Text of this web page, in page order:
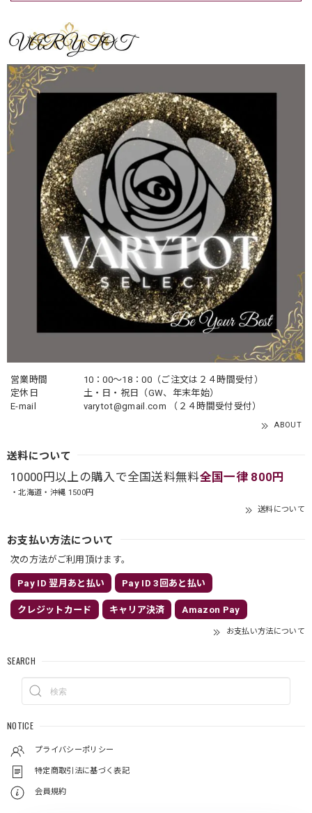
営業時間
10：00〜18：00（ご注文は２４時間受付）
定休日
土・日・祝日（GW、年末年始）
E-mail
varytot@gmail.com （２４時間受付受付）
ABOUT
送料について
10000円以上の購入で全国送料無料全国一律 800円
・北海道・沖縄 1500円
送料について
お支払い方法について
次の方法がご利用頂けます。
Pay ID 翌月あと払い Pay ID 3回あと払い
クレジットカード キャリア決済 Amazon Pay
お支払い方法について
SEARCH
NOTICE
プライバシーポリシー
特定商取引法に基づく表記
会員規約